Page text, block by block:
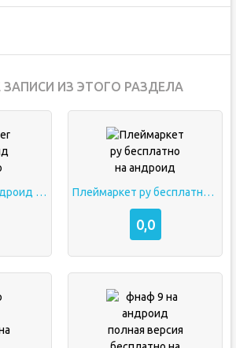
ИЗ ЭТОГО РАЗДЕЛА
getting over it на андроид бесплатно Плеймаркет ру бесплатно на андроид
0,0